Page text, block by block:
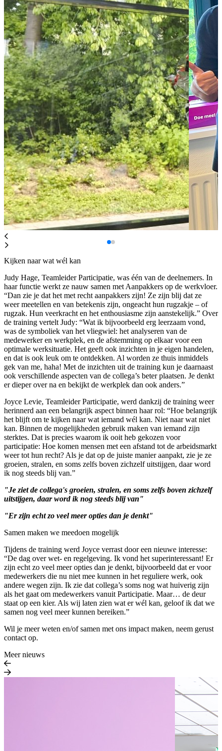
Kijken naar wat wél kan
Judy Hage, Teamleider Participatie, was één van de deelnemers. In
haar functie werkt ze nauw samen met Aanpakkers op de werkvloer.
“Dan zie je dat het met recht aanpakkers zijn! Ze zijn blij dat ze
weer meetellen en van betekenis zijn, ongeacht hun rugzakje – of
rugzak. Hun veerkracht en het enthousiasme zijn aanstekelijk.” Over
de training vertelt Judy: “Wat ik bijvoorbeeld erg leerzaam vond,
was de symboliek van het vliegwiel: het analyseren van de
medewerker en werkplek, en de afstemming op elkaar voor een
optimale werksituatie. Het geeft ook inzichten in je eigen handelen,
en dat is ook leuk om te ontdekken. Al worden ze thuis inmiddels
gek van me, haha! Met de inzichten uit de training kun je daarnaast
ook verschillende aspecten van de collega’s beter plaatsen. Je denkt
er dieper over na en bekijkt de werkplek dan ook anders.”
Joyce Levie, Teamleider Participatie, werd dankzij de training weer
herinnerd aan een belangrijk aspect binnen haar rol: “Hoe belangrijk
het blijft om te kijken naar wat iemand wél kan. Niet naar wat niet
kan. Binnen de mogelijkheden gebruik maken van iemand zijn
sterktes. Dat is precies waarom ik ooit heb gekozen voor
participatie: Hoe komen mensen met een afstand tot de arbeidsmarkt
weer tot hun recht? Als je dat op de juiste manier aanpakt, zie je ze
groeien, stralen, en soms zelfs boven zichzelf uitstijgen, daar word
ik nog steeds blij van.”
"Je ziet de collega's groeien, stralen, en soms zelfs boven zichzelf
uitstijgen, daar word ik nog steeds blij van"
"Er zijn echt zo veel meer opties dan je denkt"
Samen maken we meedoen mogelijk
Tijdens de training werd Joyce verrast door een nieuwe interesse:
“De dag over wet- en regelgeving. Ik vond het superinteressant! Er
zijn echt zo veel meer opties dan je denkt, bijvoorbeeld dat er voor
medewerkers die nu niet mee kunnen in het reguliere werk, ook
andere wegen zijn. Ik zie dat collega’s soms nog wat huiverig zijn
als het gaat om medewerkers vanuit Participatie. Maar… de deur
staat op een kier. Als wij laten zien wat er wél kan, geloof ik dat we
samen nog veel meer kunnen bereiken.”
Wil je meer weten en/of samen met ons impact maken, neem gerust
contact op.
Meer nieuws